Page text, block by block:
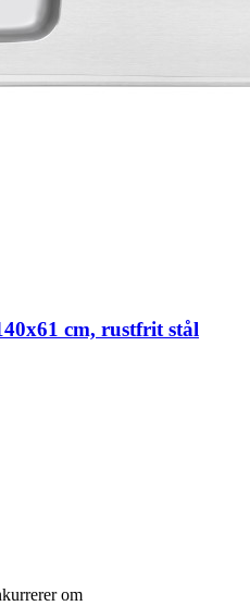
cm, rustfrit stål
om